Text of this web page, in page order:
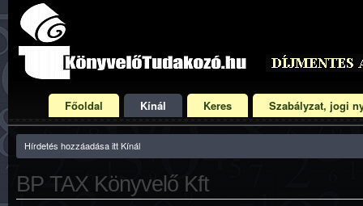
Főoldal Kínál Keres Szabályzat, jogi
Hírdetés hozzáadása itt Kínál
BP TAX Könyvelő Kft